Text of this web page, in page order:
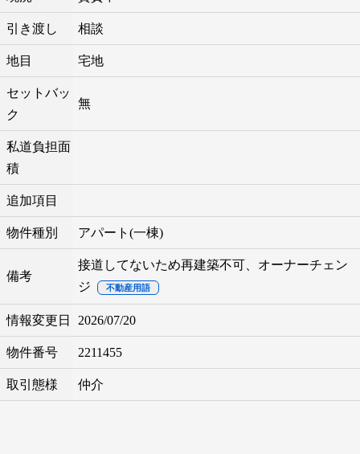
引き渡し 相談
地目 宅地
セットバッ
ク
無
私道負担面
積
追加項目
物件種別 アパート(一棟)
備考
接道してないため再建築不可、オーナーチェン
ジ
不動産用語
情報変更日 2026/07/20
物件番号 2211455
取引態様 仲介